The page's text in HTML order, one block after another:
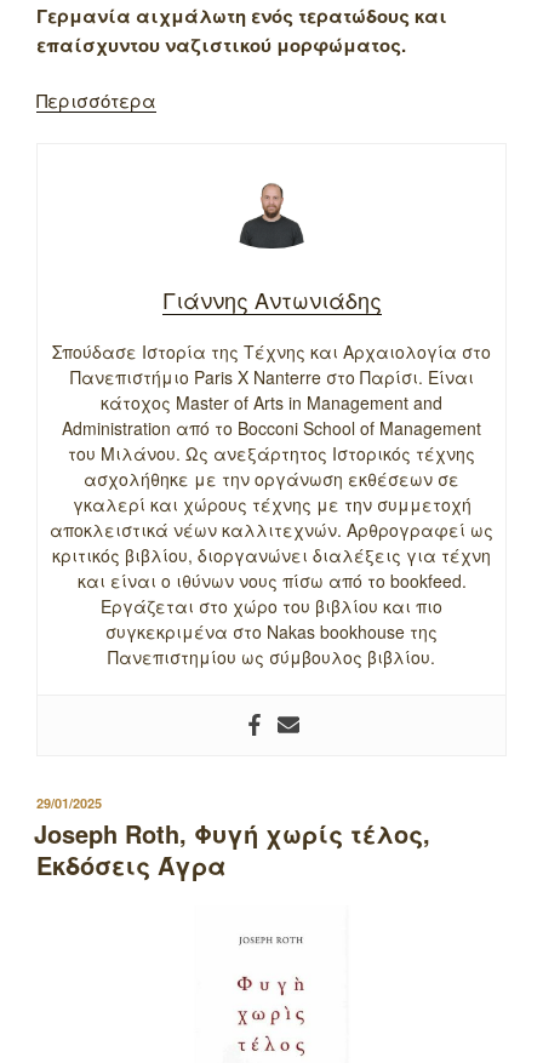
Γερμανία αιχμάλωτη ενός τερατώδους και
επαίσχυντου ναζιστικού μορφώματος.
Περισσότερα
Γιάννης Αντωνιάδης
Σπούδασε Ιστορία της Τέχνης και Αρχαιολογία στο
Πανεπιστήμιο Paris X Nanterre στο Παρίσι. Είναι
κάτοχος Master of Arts in Management and
Administration από το Bocconi School of Management
του Μιλάνου. Ως ανεξάρτητος Ιστορικός τέχνης
ασχολήθηκε με την οργάνωση εκθέσεων σε
γκαλερί και χώρους τέχνης με την συμμετοχή
αποκλειστικά νέων καλλιτεχνών. Αρθρογραφεί ως
κριτικός βιβλίου, διοργανώνει διαλέξεις για τέχνη
και είναι ο ιθύνων νους πίσω από το bookfeed.
Εργάζεται στο χώρο του βιβλίου και πιο
συγκεκριμένα στο Nakas bookhouse της
Πανεπιστημίου ως σύμβουλος βιβλίου.
ΔΗΜΟΣΙΕΥΤΗΚΕ
ΣΤΙΣ
29/01/2025
Joseph Roth, Φυγή χωρίς τέλος,
Εκδόσεις Άγρα